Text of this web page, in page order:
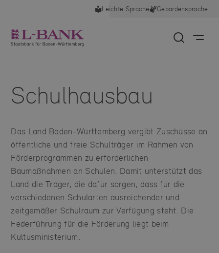
Leichte Sprache Gebärdensprache
Schulhausbau
Das Land Baden-Württemberg vergibt Zuschüsse an
öffentliche und freie Schulträger im Rahmen von
Förderprogrammen zu erforderlichen
Baumaßnahmen an Schulen. Damit unterstützt das
Land die Träger, die dafür sorgen, dass für die
verschiedenen Schularten ausreichender und
zeitgemäßer Schulraum zur Verfügung steht. Die
Federführung für die Förderung liegt beim
Kultusministerium.
deswegen für Sie nützlich, auch die anderen
jederzeit widerrufen, indem Sie die Cookie-
Diese Cookies sind wichtig, damit Sie sich auf der Website
bewegen und ihre Funktionen nutzen können.
Optimierung unserer Website.
+ Mehr
Auswahl übernehmen
Alle auswählen